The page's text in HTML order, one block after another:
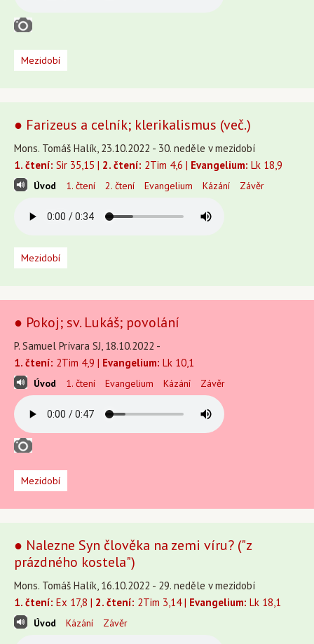
Mezidobí
● Farizeus a celník; klerikalismus (več.)
Mons. Tomáš Halík, 23.10.2022 - 30. neděle v mezidobí
1. čtení: Sir 35,15 | 2. čtení: 2Tim 4,6 | Evangelium: Lk 18,9
Úvod 1. čtení 2. čtení Evangelium Kázání Závěr
Mezidobí
● Pokoj; sv. Lukáš; povolání
P. Samuel Prívara SJ, 18.10.2022 -
1. čtení: 2Tim 4,9 | Evangelium: Lk 10,1
Úvod 1. čtení Evangelium Kázání Závěr
Mezidobí
● Nalezne Syn člověka na zemi víru? ("z
prázdného kostela")
Mons. Tomáš Halík, 16.10.2022 - 29. neděle v mezidobí
1. čtení: Ex 17,8 | 2. čtení: 2Tim 3,14 | Evangelium: Lk 18,1
Úvod Kázání Závěr